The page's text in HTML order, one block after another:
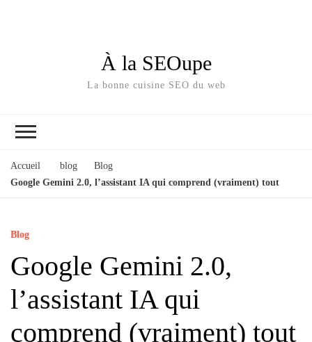
À la SEOupe
La bonne cuisine SEO du web
Accueil blog
Blog
Google Gemini 2.0, l’assistant IA qui comprend (vraiment) tout
Blog
Google Gemini 2.0,
l’assistant IA qui
comprend (vraiment) tout